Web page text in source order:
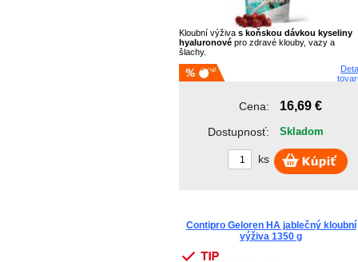
Kloubní výživa s koňskou dávkou kyseliny
hyaluronové pro zdravé klouby, vazy a
šlachy.
Cena: 16,69 €
Dostupnosť: Skladom
ks
Contipro Geloren HA jablečný kloubní
výživa 1350 g